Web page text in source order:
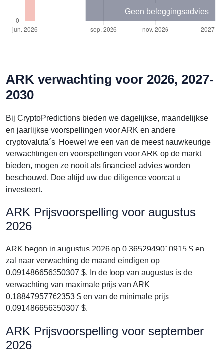
Geen beleggingsadvies
ARK verwachting voor 2026, 2027-
2030
Bij CryptoPredictions bieden we dagelijkse, maandelijkse
en jaarlijkse voorspellingen voor ARK en andere
cryptovaluta´s. Hoewel we een van de meest nauwkeurige
verwachtingen en voorspellingen voor ARK op de markt
bieden, mogen ze nooit als financieel advies worden
beschouwd. Doe altijd uw due diligence voordat u
investeert.
ARK Prijsvoorspelling voor augustus
2026
ARK begon in augustus 2026 op 0.3652949010915 $ en
zal naar verwachting de maand eindigen op
0.091486656350307 $. In de loop van augustus is de
verwachting van maximale prijs van ARK
0.18847957762353 $ en van de minimale prijs
0.091486656350307 $.
ARK Prijsvoorspelling voor september
2026